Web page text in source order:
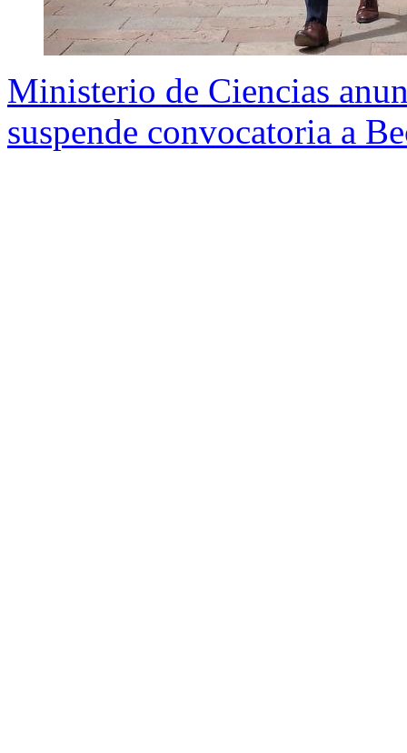
Ministerio de Ciencias
suspende convocatoria a